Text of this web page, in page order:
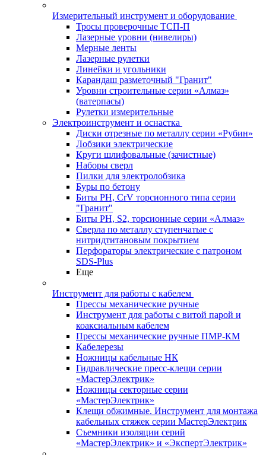
Измерительный инструмент и оборудование
Тросы проверочные ТСП-П
Лазерные уровни (нивелиры)
Мерные ленты
Лазерные рулетки
Линейки и угольники
Карандаш разметочный "Гранит"
Уровни строительные серии «Алмаз»
(ватерпасы)
Рулетки измерительные
Электроинструмент и оснастка
Диски отрезные по металлу серии «Рубин»
Лобзики электрические
Круги шлифовальные (зачистные)
Наборы сверл
Пилки для электролобзика
Буры по бетону
Биты PH, CrV торсионного типа серии
"Гранит"
Биты PH, S2, торсионные серии «Алмаз»
Сверла по металлу ступенчатые с
нитридтитановым покрытием
Перфораторы электрические с патроном
SDS-Plus
Еще
Инструмент для работы с кабелем
Прессы механические ручные
Инструмент для работы с витой парой и
коаксиальным кабелем
Прессы механические ручные ПМР-КМ
Кабелерезы
Ножницы кабельные НК
Гидравлические пресс-клещи серии
«МастерЭлектрик»
Ножницы секторные серии
«МастерЭлектрик»
Клещи обжимные. Инструмент для монтажа
кабельных стяжек серии МастерЭлектрик
Съемники изоляции серий
«МастерЭлектрик» и «ЭкспертЭлектрик»